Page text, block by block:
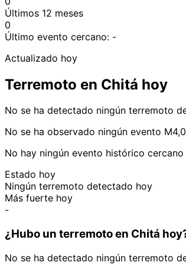
Últimos 12 meses
0
Último evento cercano: -
Actualizado hoy
Terremoto en Chitá hoy
No se ha detectado ningún terremoto
No se ha observado ningún evento
No hay ningún evento histórico
Estado hoy
Ningún terremoto detectado hoy
Más fuerte hoy
-
¿Hubo un terremoto en Chitá
No se ha detectado ningún terremoto